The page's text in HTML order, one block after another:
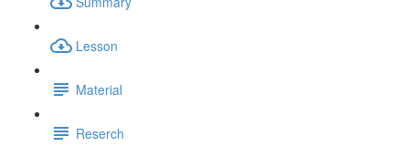
Lesson
Material
Reserch